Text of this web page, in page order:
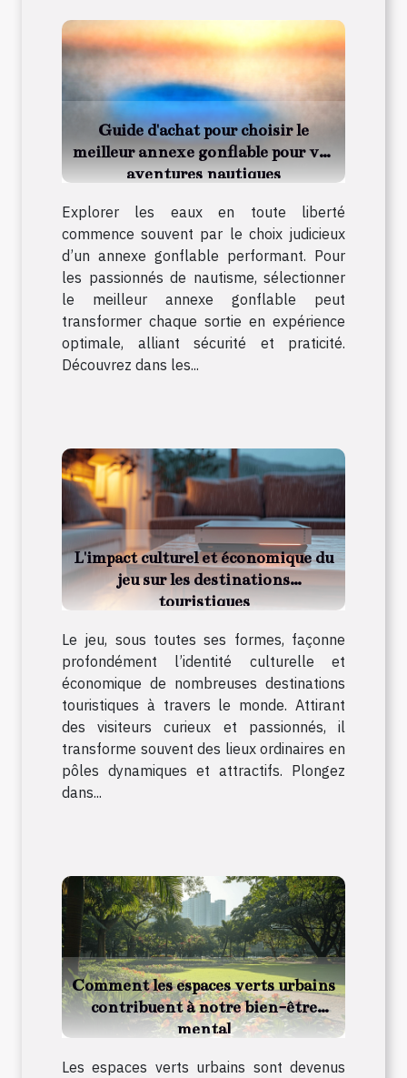
Guide d'achat pour choisir le
meilleur annexe gonflable pour vos
aventures nautiques
Explorer les eaux en toute liberté
commence souvent par le choix judicieux
d’un annexe gonflable performant. Pour
les passionnés de nautisme, sélectionner
le meilleur annexe gonflable peut
transformer chaque sortie en expérience
optimale, alliant sécurité et praticité.
Découvrez dans les...
L'impact culturel et économique du
jeu sur les destinations
touristiques
Le jeu, sous toutes ses formes, façonne
profondément l’identité culturelle et
économique de nombreuses destinations
touristiques à travers le monde. Attirant
des visiteurs curieux et passionnés, il
transforme souvent des lieux ordinaires en
pôles dynamiques et attractifs. Plongez
dans...
Comment les espaces verts urbains
contribuent à notre bien-être
mental
Les espaces verts urbains sont devenus